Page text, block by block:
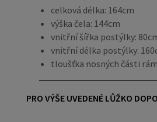
celková délka: 164cm
výška čela: 144cm
vnitřní šířka postýlky:
vnitřní délka postýlky:
tloušťka nosných části
PRO VÝŠE UVEDENÉ LŮŽKO